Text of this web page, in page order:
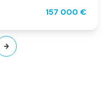
157 000 €